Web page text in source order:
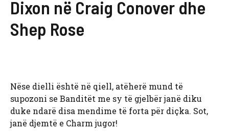
Dixon në Craig Conover dhe
Shep Rose
Nëse dielli është në qiell, atëherë mund të
supozoni se Banditët me sy të gjelbër janë diku
duke ndarë disa mendime të forta për diçka. Sot,
janë djemtë e Charm jugor!